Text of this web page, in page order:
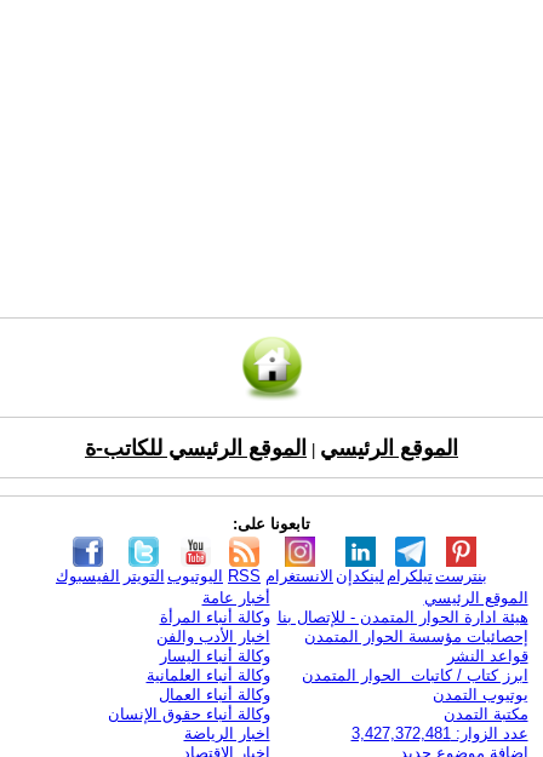
الموقع الرئيسي الموقع الرئيسي للكاتب-ة
تابعونا على:
الفيسبوك التويتر اليوتيوب RSS الانستغرام لينكدإن تيلكرامبنترست
الموقع الرئيسي
هيئة ادارة الحوار المتمدن - للإتصال بنا
إحصائيات مؤسسة الحوار المتمدن
قواعد النشر
ابرز كتاب / كاتبات الحوار المتمدن
يوتيوب التمدن
مكتبة التمدن
عدد الزوار: 3,427,372,481
اضافة موضوع جديد
أخبار عامة
وكالة أنباء المرأة
اخبار الأدب والفن
وكالة أنباء اليسار
وكالة أنباء العلمانية
وكالة أنباء العمال
وكالة أنباء حقوق الإنسان
اخبار الرياضة
اخبار الاقتصاد